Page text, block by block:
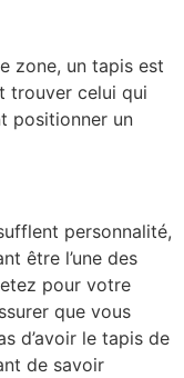
zone, un tapis est
trouver celui qui
positionner un
personnalité,
être l’une des
pour votre
que vous
d’avoir le tapis de
de savoir